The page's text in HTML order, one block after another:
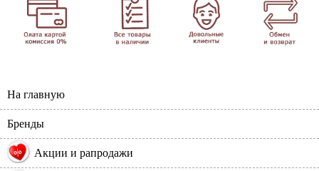
На главную
Бренды
% Акции и рапродажи